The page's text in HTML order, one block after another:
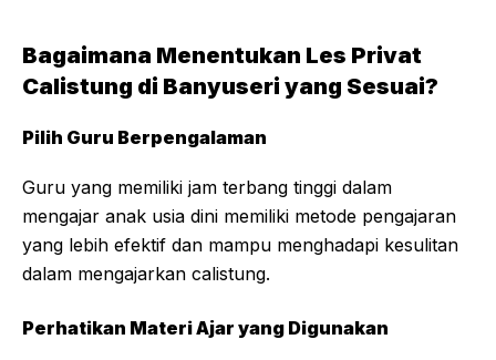
Bagaimana Menentukan Les Privat
Calistung di Banyuseri yang Sesuai?
Pilih Guru Berpengalaman
Guru yang memiliki jam terbang tinggi dalam
mengajar anak usia dini memiliki metode pengajaran
yang lebih efektif dan mampu menghadapi kesulitan
dalam mengajarkan calistung.
Perhatikan Materi Ajar yang Digunakan